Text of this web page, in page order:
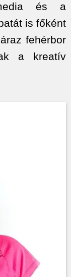
és a
is főként
fehérbor
a kreatív